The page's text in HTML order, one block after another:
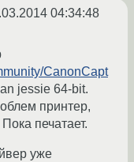
04:34:48
CanonCapt
jessie 64-bit.
принтер,
печатает.
уже